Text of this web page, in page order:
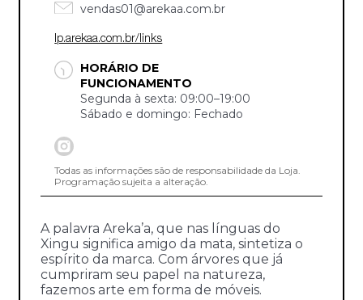
vendas01@arekaa.com.br
lp.arekaa.com.br/links
HORÁRIO DE
FUNCIONAMENTO
Segunda à sexta: 09:00–19:00
Sábado e domingo: Fechado
Todas as informações são de responsabilidade da Loja.
Programação sujeita a alteração.
A palavra Areka’a, que nas línguas do
Xingu significa amigo da mata, sintetiza o
espírito da marca. Com árvores que já
cumpriram seu papel na natureza,
fazemos arte em forma de móveis.